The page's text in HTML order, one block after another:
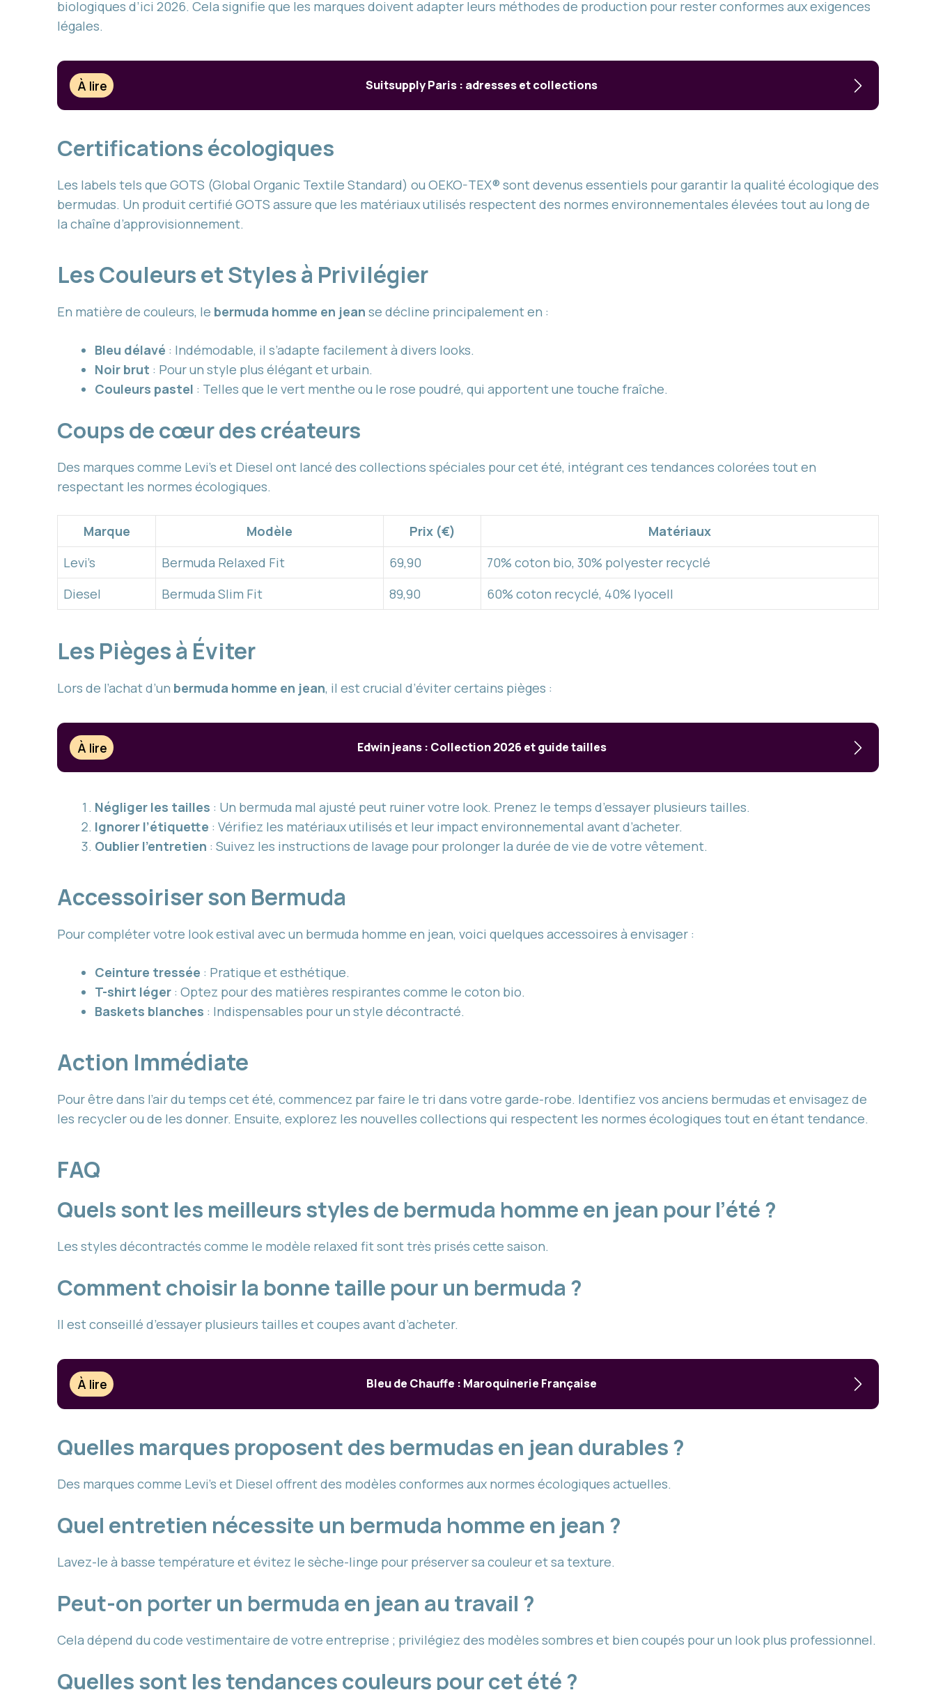
biologiques d’ici 2026. Cela signifie que les marques doivent adapter leurs méthodes de production pour rester conformes aux exigences
légales.
À lire Suitsupply Paris : adresses et collections
Certifications écologiques
Les labels tels que GOTS (Global Organic Textile Standard) ou OEKO-TEX® sont devenus essentiels pour garantir la qualité écologique des
bermudas. Un produit certifié GOTS assure que les matériaux utilisés respectent des normes environnementales élevées tout au long de
la chaîne d’approvisionnement.
Les Couleurs et Styles à Privilégier
En matière de couleurs, le bermuda homme en jean se décline principalement en :
Bleu délavé : Indémodable, il s’adapte facilement à divers looks.
Noir brut : Pour un style plus élégant et urbain.
Couleurs pastel : Telles que le vert menthe ou le rose poudré, qui apportent une touche fraîche.
Coups de cœur des créateurs
Des marques comme Levi’s et Diesel ont lancé des collections spéciales pour cet été, intégrant ces tendances colorées tout en
respectant les normes écologiques.
Marque Modèle Prix (€)
Matériaux
Levi’s
Bermuda Relaxed Fit 69,90
70% coton bio, 30% polyester recyclé
Diesel
Bermuda Slim Fit 89,90 60% coton recyclé, 40% lyocell
Les Pièges à Éviter
Lors de l’achat d’un bermuda homme en jean, il est crucial d’éviter certains pièges :
À lire Edwin jeans : Collection 2026 et guide tailles
Négliger les tailles : Un bermuda mal ajusté peut ruiner votre look. Prenez le temps d’essayer plusieurs tailles.
Ignorer l’étiquette : Vérifiez les matériaux utilisés et leur impact environnemental avant d’acheter.
Oublier l’entretien : Suivez les instructions de lavage pour prolonger la durée de vie de votre vêtement.
Accessoiriser son Bermuda
Pour compléter votre look estival avec un bermuda homme en jean, voici quelques accessoires à envisager :
Ceinture tressée : Pratique et esthétique.
T-shirt léger : Optez pour des matières respirantes comme le coton bio.
Baskets blanches : Indispensables pour un style décontracté.
Action Immédiate
Pour être dans l’air du temps cet été, commencez par faire le tri dans votre garde-robe. Identifiez vos anciens bermudas et envisagez de
les recycler ou de les donner. Ensuite, explorez les nouvelles collections qui respectent les normes écologiques tout en étant tendance.
FAQ
Quels sont les meilleurs styles de bermuda homme en jean pour l’été ?
Les styles décontractés comme le modèle relaxed fit sont très prisés cette saison.
Comment choisir la bonne taille pour un bermuda ?
Il est conseillé d’essayer plusieurs tailles et coupes avant d’acheter.
À lire Bleu de Chauffe : Maroquinerie Française
Quelles marques proposent des bermudas en jean durables ?
Des marques comme Levi’s et Diesel offrent des modèles conformes aux normes écologiques actuelles.
Quel entretien nécessite un bermuda homme en jean ?
Lavez-le à basse température et évitez le sèche-linge pour préserver sa couleur et sa texture.
Peut-on porter un bermuda en jean au travail ?
Cela dépend du code vestimentaire de votre entreprise ; privilégiez des modèles sombres et bien coupés pour un look plus professionnel.
Quelles sont les tendances couleurs pour cet été ?